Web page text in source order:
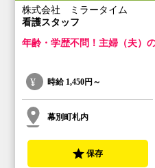
株式会社 ミラータイム
看護スタッフ
年齢・学歴不問！主婦（夫）
時給 1,450円～
幕別町札内
保存